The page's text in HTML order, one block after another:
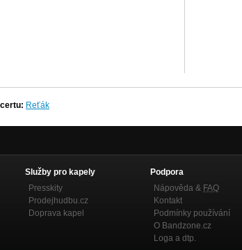
Reťák
Služby pro kapely
Presskity
Prodejhudbu.cz
Doprava kapel
Podpora
Nápověda & FAQ
Kontakt
Podmínky používání
O Bandzone.cz
Loga a dtp.